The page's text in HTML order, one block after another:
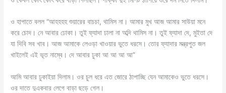
ও হাপাতে বলল “আহহহহ শুয়ারের বাচচা, থামিস না। আমার মুখ আজ আমার সাউয়া মনে
করে চোদ। নে আবার ঢোকা। তুই ফ্যাদা ঢালা না অব্দি থামিস না। তুই ফ্যাদা দে, মুইতা দে
যা দিবি সব খাব। আজ আমাকে লেওড়া খাওয়ার ভুতে ধরসে। তোর ফ্যাদার মন্ত্রপুত জল
খাইলেই এই ভূত নাম্বে। দে আবার ঢুকা আ আ আ আ”
আমি আবার ঢুকাইয়া দিলাম। ওর চুল ধরে এত জোরে ঠাপাচ্ছি যেন আমাকেও ভুতে ধরসে।
ওর দাতে দুএকবার লেগে বাড়া ছড়ে গেল।